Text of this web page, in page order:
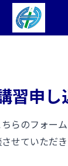
習申し
らのフォーム
せていただき
グカテゴリー